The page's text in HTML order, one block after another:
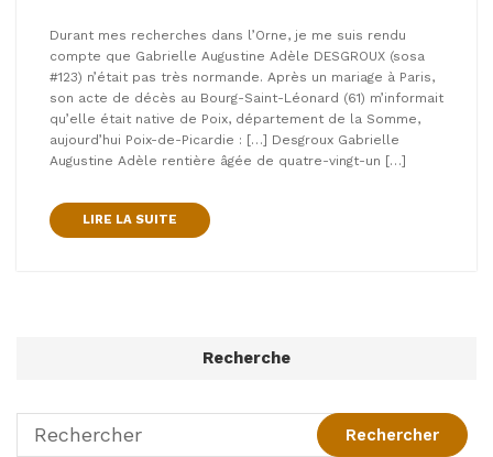
Durant mes recherches dans l’Orne, je me suis rendu
compte que Gabrielle Augustine Adèle DESGROUX (sosa
#123) n’était pas très normande. Après un mariage à Paris,
son acte de décès au Bourg-Saint-Léonard (61) m’informait
qu’elle était native de Poix, département de la Somme,
aujourd’hui Poix-de-Picardie : […] Desgroux Gabrielle
Augustine Adèle rentière âgée de quatre-vingt-un […]
LIRE LA SUITE
Recherche